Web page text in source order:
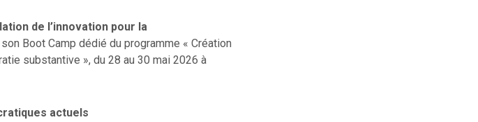
de l’innovation pour la
Boot Camp dédié du programme « Création
substantive », du 28 au 30 mai 2026 à
actuels